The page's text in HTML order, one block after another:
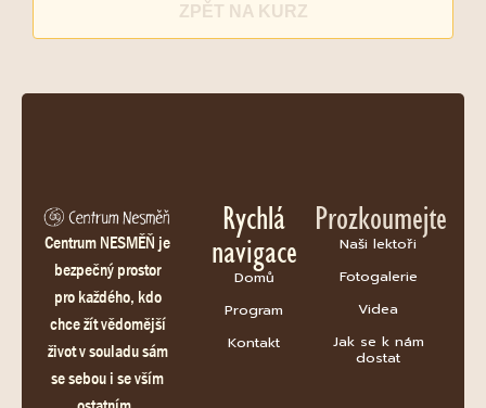
ZPĚT NA KURZ
Centrum NESMĚŇ je
bezpečný prostor
pro každého, kdo
chce žít vědomější
život v souladu sám
se sebou i se vším
Rychlá
navigace
Domů
Program
Kontakt
Prozkoumejte
Naši lektoři
Fotogalerie
Videa
Jak se k nám
dostat